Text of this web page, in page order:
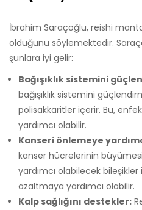
İbrahim Saraçoğlu, reishi
olduğunu söylemektedir.
şunlara iyi gelir:
Bağışıklık sistemini
bağışıklık sistemini
polisakkaritler içerir. Bu,
yardımcı olabilir.
Kanseri önlemeye
kanser hücrelerinin
yardımcı olabilecek bileşikler
azaltmaya yardımcı olabilir.
Kalp sağlığını destekler: